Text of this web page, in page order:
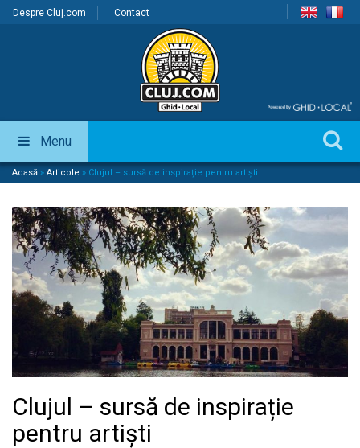
Despre Cluj.com Contact
Menu
Acasă » Articole » Clujul – sursă de inspirație pentru artiști
Clujul – sursă de inspirație
pentru artiști